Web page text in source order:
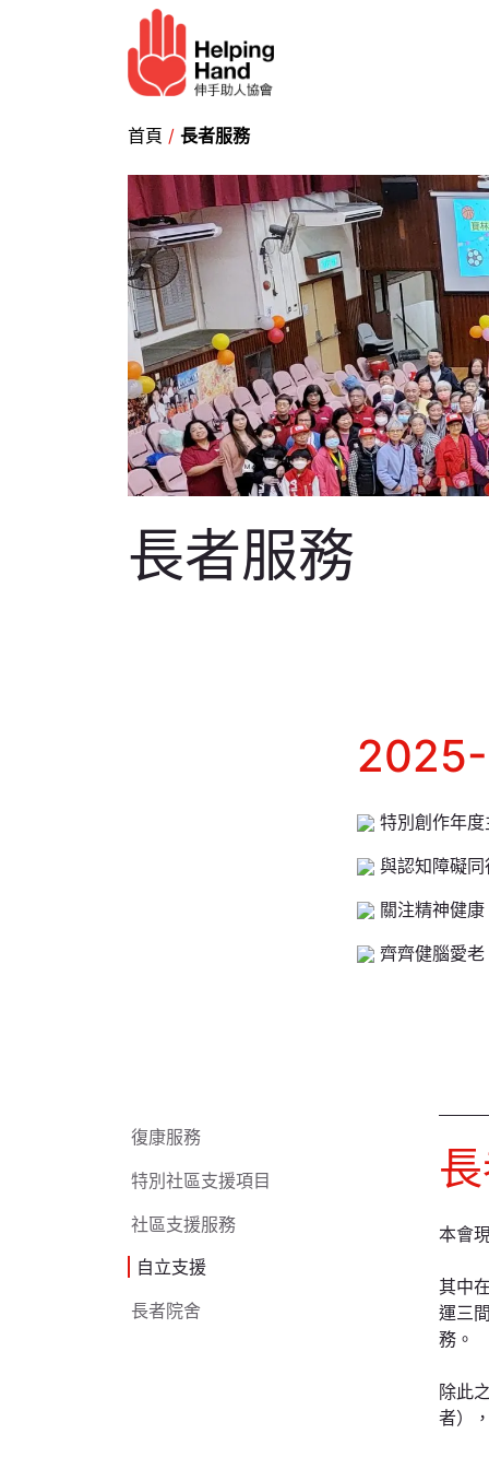
首頁 / 長者服務
長者服務
2025-
特別創作年
與認知障礙同
關注精神健康
齊齊健腦愛老
復康服務
特別社區支援項目
社區支援服務
自立支援
長者院舍
本會
其中
運三
務。
除此
者）